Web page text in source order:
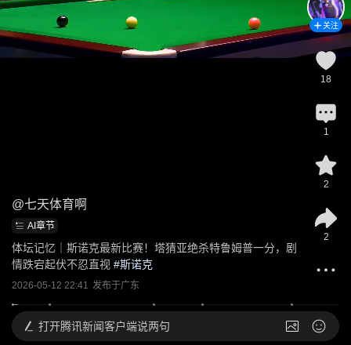
@七天体育啊
AI章节
体坛记忆｜斯诺克最新比赛！塔猜亚绝杀特鲁姆普一分，剧
情跌宕起伏不忍直视 #斯诺克
2026-05-12 22:41 发布于广东
关注
18
1
2
2
打开腾讯新闻客户端说两句